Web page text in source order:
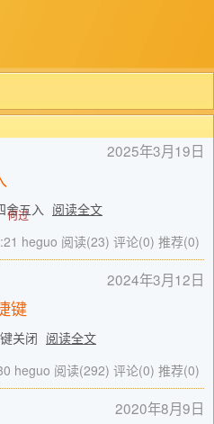
何过
2025年3月19日
舍五入 阅读全文
heguo 阅读(23) 评论(0) 推荐(0)
2024年3月12日
键
关闭 阅读全文
heguo 阅读(292) 评论(0) 推荐(0)
2020年8月9日